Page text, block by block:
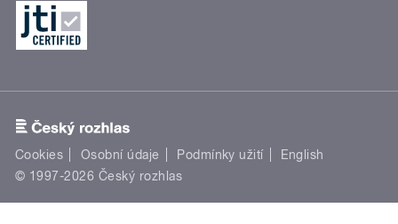
Cookies Osobní údaje Podmínky užití
English
© 1997-2026 Český rozhlas